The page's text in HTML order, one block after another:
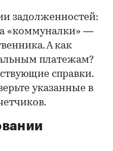
задолженностей:
«коммуналки» —
А как
платежам?
справки.
указанные в